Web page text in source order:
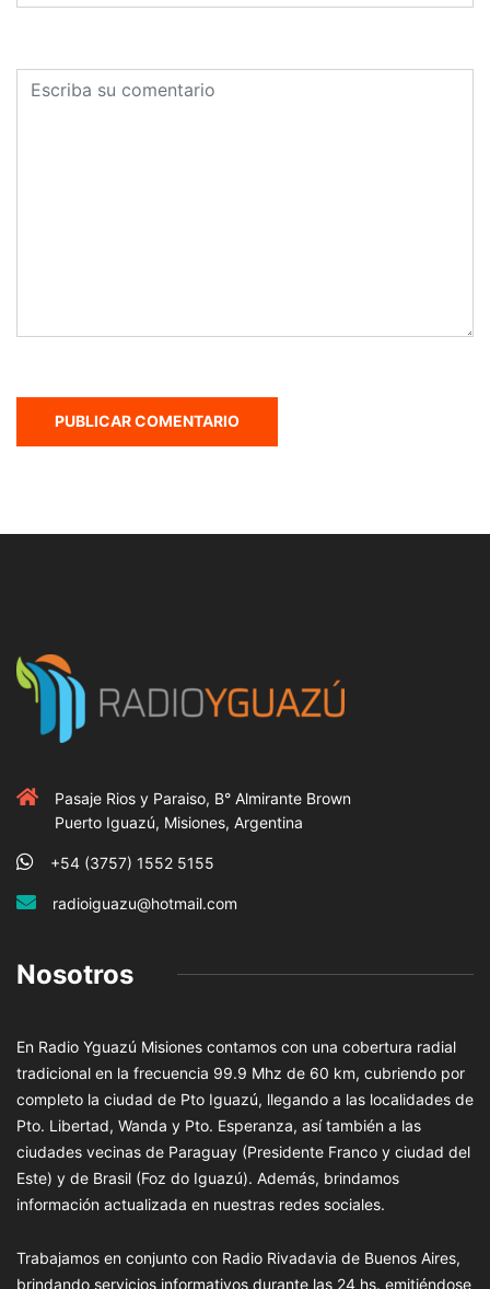
Pasaje Rios y Paraiso, B° Almirante Brown
Puerto Iguazú, Misiones, Argentina
+54 (3757) 1552 5155
radioiguazu@hotmail.com
Nosotros
En Radio Yguazú Misiones contamos con una cobertura radial
tradicional en la frecuencia 99.9 Mhz de 60 km, cubriendo por
completo la ciudad de Pto Iguazú, llegando a las localidades de
Pto. Libertad, Wanda y Pto. Esperanza, así también a las
ciudades vecinas de Paraguay (Presidente Franco y ciudad del
Este) y de Brasil (Foz do Iguazú). Además, brindamos
información actualizada en nuestras redes sociales.
Trabajamos en conjunto con Radio Rivadavia de Buenos Aires,
brindando servicios informativos durante las 24 hs. emitiéndose